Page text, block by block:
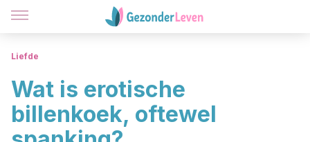
Liefde
Wat is erotische
billenkoek, oftewel